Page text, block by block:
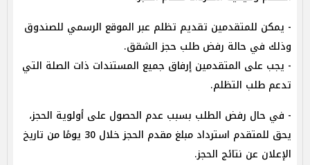
- يمكن للمتقدمين تقديم تظلم عبر الموقع الرسمي للصندوق
وذلك في حالة رفض طلب حجز الشقق.
- يجب على المتقدمين إرفاق جميع المستندات ذات الصلة التي
تدعم طلب التظلم.
- في حال رفض الطلب بسبب عدم الحصول على أولوية الحجز،
يحق للمتقدم استرداد مبلغ مقدم الحجز خلال 30 يومًا من تاريخ
الإعلان عن نتائج الحجز.